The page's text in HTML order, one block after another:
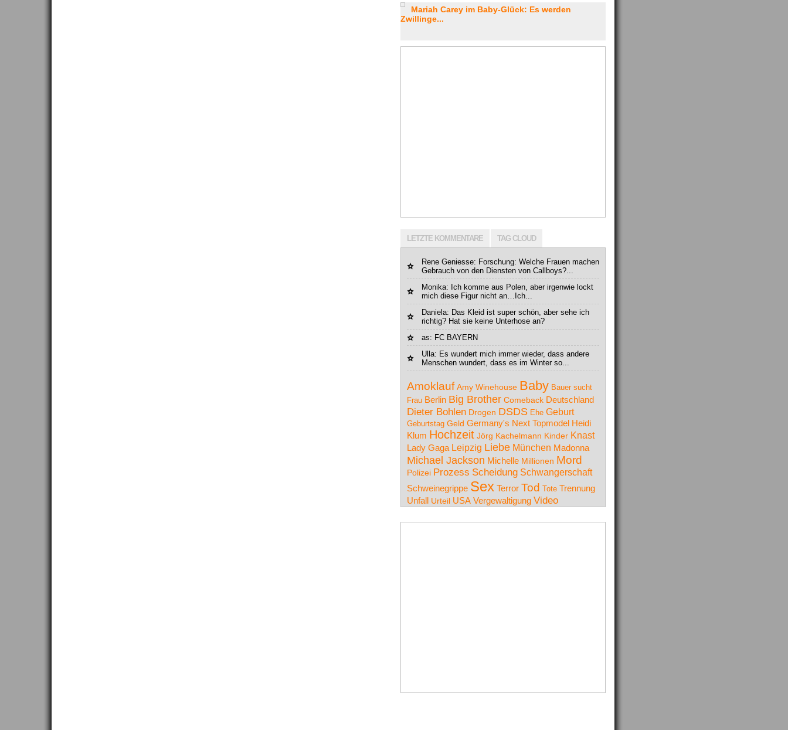
Mariah Carey im Baby-Glück: Es werden
Zwillinge...
LETZTE KOMMENTARE TAG CLOUD
Rene Geniesse: Forschung: Welche Frauen machen
Gebrauch von den Diensten von Callboys?...
Monika: Ich komme aus Polen, aber irgenwie lockt
mich diese Figur nicht an…Ich...
Daniela: Das Kleid ist super schön, aber sehe ich
richtig? Hat sie keine Unterhose an?
as: FC BAYERN
Ulla: Es wundert mich immer wieder, dass andere
Menschen wundert, dass es im Winter so...
Amoklauf Amy Winehouse Baby Bauer sucht
Frau Berlin Big Brother Comeback Deutschland
Dieter Bohlen Drogen DSDS Ehe Geburt
Geburtstag Geld Germany's Next Topmodel Heidi
Klum Hochzeit Jörg Kachelmann Kinder Knast
Lady Gaga Leipzig Liebe München Madonna
Michael Jackson Michelle Millionen Mord
Polizei Prozess Scheidung Schwangerschaft
Schweinegrippe Sex Terror Tod Tote Trennung
Unfall Urteil USA Vergewaltigung Video